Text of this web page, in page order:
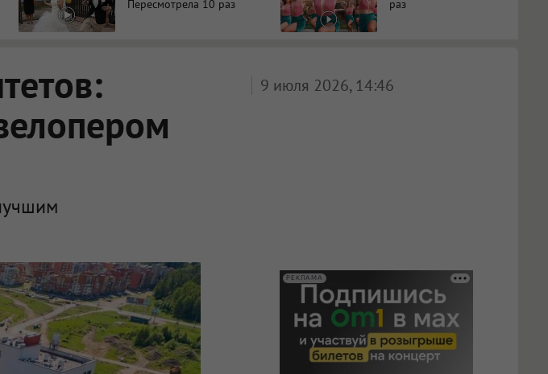
Пересмотрела 10 раз
раз
9 июля 2026, 14:46
РЕКЛАМА